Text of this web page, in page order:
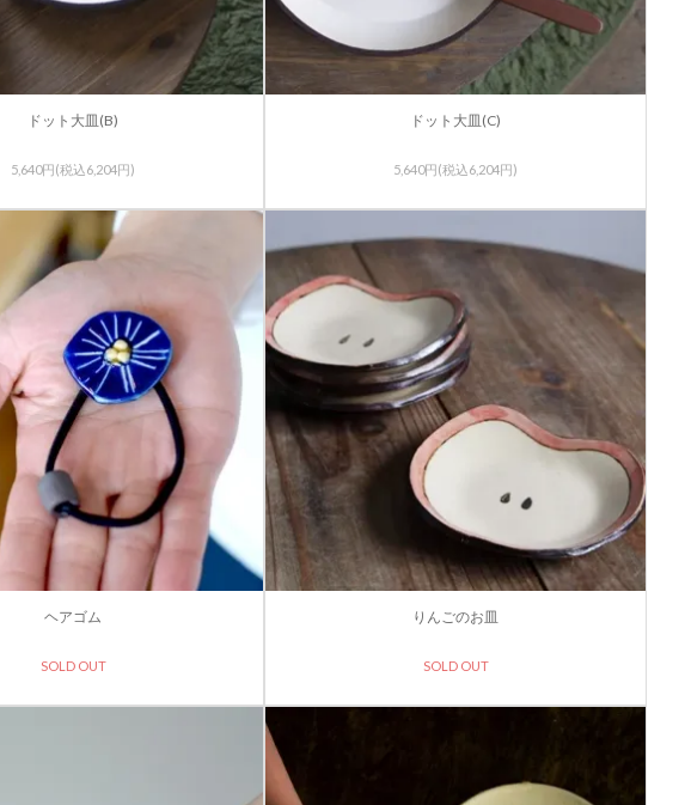
ドット大皿(B)
5,640円(税込6,204円)
ドット大皿(C)
5,640円(税込6,204円)
ヘアゴム
SOLD OUT
りんごのお皿
SOLD OUT